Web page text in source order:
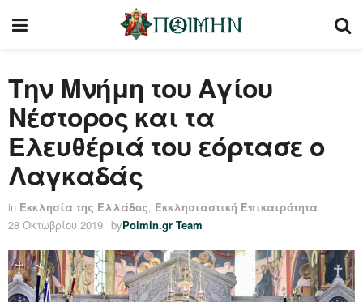
Την Μνήμη του Αγίου
Νέστορος και τα
Ελευθέριά του εόρτασε ο
Λαγκαδάς
in Εκκλησία της Ελλάδος, Εκκλησιαστική Επικαιρότητα
28 Οκτωβρίου 2019 byPoimin.gr Team